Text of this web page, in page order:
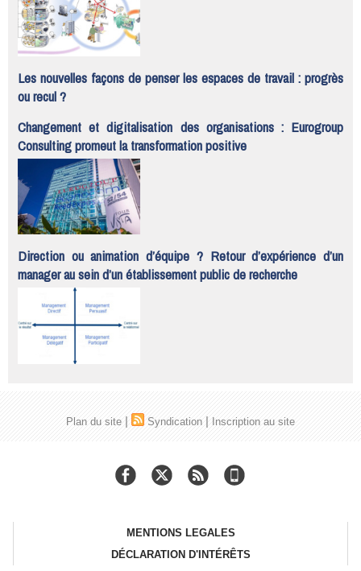
Les nouvelles façons de penser les espaces de travail : progrès
ou recul ?
Changement et digitalisation des organisations : Eurogroup
Consulting promeut la transformation positive
Direction ou animation d’équipe ? Retour d’expérience d’un
manager au sein d’un établissement public de recherche
Plan du site | Syndication | Inscription au site
MENTIONS LEGALES
DÉCLARATION D'INTÉRÊTS